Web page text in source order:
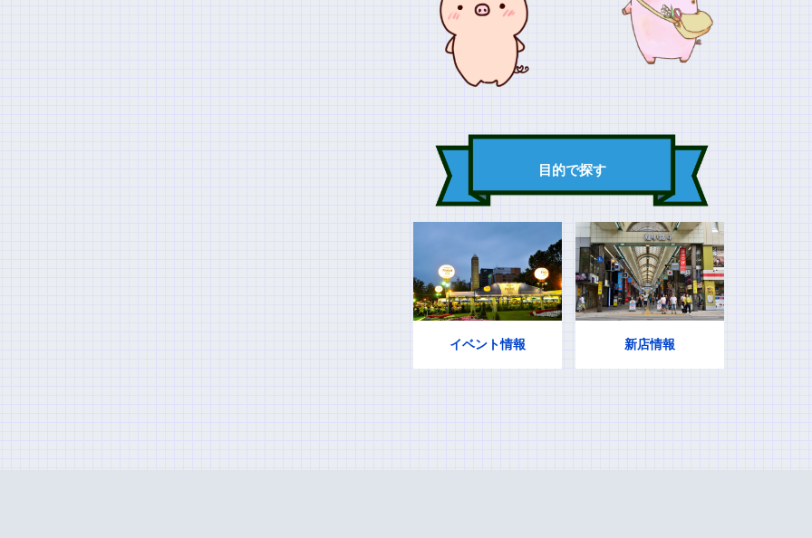
目的で探す
イベント情報 新店情報